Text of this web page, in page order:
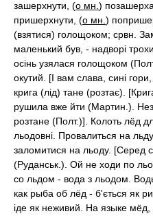
зашерхнути, (о мн. )
пришерхнути, (о мн. )
(взятися) голощоком; срвн.
маленький був, - надворі
осінь узялася голощоком
окутий. [І вам слава, сині
крига (лід) тане (розтає).
рушила вже йти (Мартин.).
розтане (Полт.)]. Колоть лёд
льодовні. Провалиться на
заломитися на льоду. [Серед
(Руданськ.). Ой не ходи по
со льдом - вода з льодом.
как рыба об лёд - б'ється як
іде як неживий. На языке